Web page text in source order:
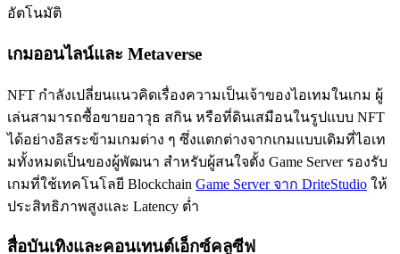
อัตโนมัติ
เกมออนไลน์และ Metaverse
NFT กำลังเปลี่ยนแนวคิดเรื่องความเป็นเจ้าของไอเทมในเกม ผู้
เล่นสามารถซื้อขายอาวุธ สกิน หรือที่ดินเสมือนในรูปแบบ NFT
ได้อย่างอิสระข้ามเกมต่าง ๆ ซึ่งแตกต่างจากเกมแบบเดิมที่ไอเท
มทั้งหมดเป็นของผู้พัฒนา สำหรับผู้สนใจตั้ง Game Server รองรับ
เกมที่ใช้เทคโนโลยี Blockchain Game Server จาก DriteStudio ให้
ประสิทธิภาพสูงและ Latency ต่ำ
สื่อบันเทิงและคอนเทนต์เอ็กซ์คลูซีฟ